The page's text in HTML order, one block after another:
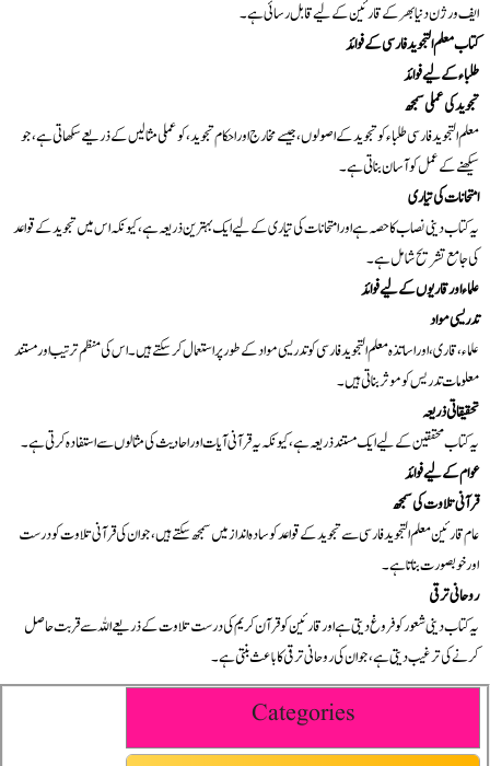
ایف ورژن دنیا بھر کے قارئین کے لیے قابل رسائی ہے۔
کتاب معلم التجوید فارسی کے فوائد
طلباء کے لیے فوائد
تجوید کی عملی سمجھ
معلم التجوید فارسی طلباء کو تجوید کے اصولوں، جیسے مخارج اور احکام تجوید، کو عملی مثالیں کے ذریعے سکھاتی ہے، جو
سیکھنے کے عمل کو آسان بناتی ہے۔
امتحانات کی تیاری
یہ کتاب دینی نصاب کا حصہ ہے اور امتحانات کی تیاری کے لیے ایک بہترین ذریعہ ہے، کیونکہ اس میں تجوید کے قواعد
کی جامع تشریح شامل ہے۔
علماء اور قاریوں کے لیے فوائد
تدریسی مواد
علماء، قاری، اور اساتذہ معلم التجوید فارسی کو تدریسی مواد کے طور پر استعمال کر سکتے ہیں۔ اس کی منظم ترتیب اور مستند
معلومات تدریس کو موثر بناتی ہیں۔
تحقیقاتی ذریعہ
یہ کتاب محققین کے لیے ایک مستند ذریعہ ہے، کیونکہ یہ قرآنی آیات اور احادیث کی مثالوں سے استفادہ کرتی ہے۔
عوام کے لیے فوائد
قرآنی تلاوت کی سمجھ
عام قارئین معلم التجوید فارسی سے تجوید کے قواعد کو سادہ انداز میں سمجھ سکتے ہیں، جو ان کی قرآنی تلاوت کو درست
اور خوبصورت بناتا ہے۔
روحانی ترقی
یہ کتاب دینی شعور کو فروغ دیتی ہے اور قارئین کو قرآن کریم کی درست تلاوت کے ذریعے اللہ سے قربت حاصل
کرنے کی ترغیب دیتی ہے، جو ان کی روحانی ترقی کا باعث بنتی ہے۔
Categories